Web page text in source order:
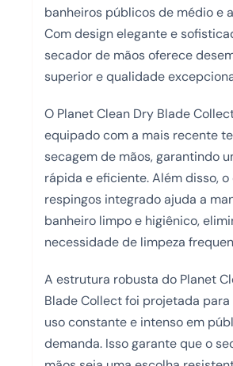
banheiros públicos de médio e
Com design elegante e
secador de mãos oferece
superior e qualidade
O Planet Clean Dry Blade
equipado com a mais recente
secagem de mãos, garantindo
rápida e eficiente. Além disso,
respingos integrado ajuda a
banheiro limpo e higiênico,
necessidade de limpeza
A estrutura robusta do Planet
Blade Collect foi projetada
uso constante e intenso em
demanda. Isso garante que o